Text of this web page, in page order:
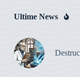
Ultime News